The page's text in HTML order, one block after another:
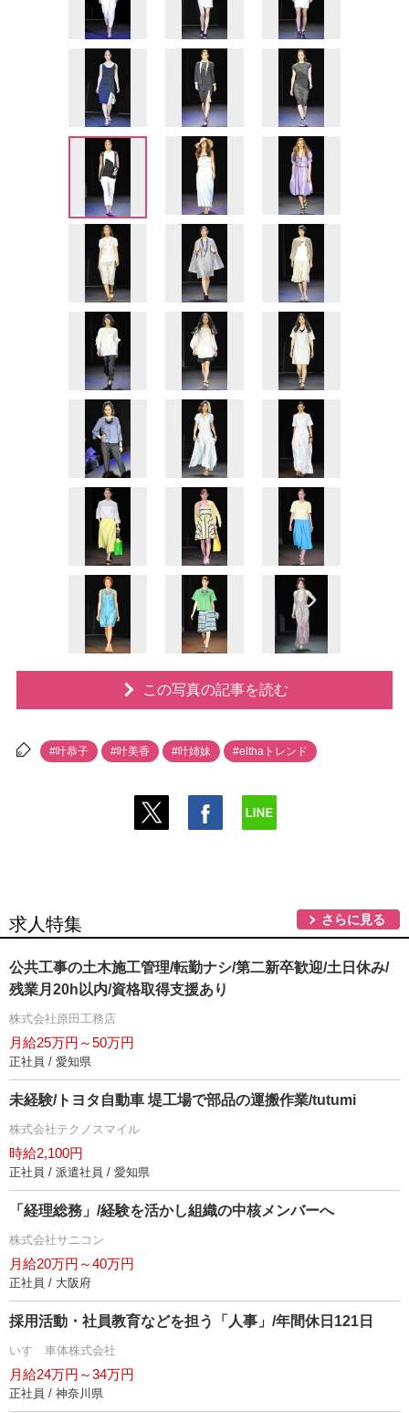
この写真の記事を読む
#叶恭子 #叶美香 #叶姉妹 #elthaトレンド
求人特集 さらに見る
公共工事の土木施工管理/転勤ナシ/第二新卒歓迎/土日休み/
残業月20h以内/資格取得支援あり
株式会社原田工務店
月給25万円～50万円
正社員 / 愛知県
未経験/トヨタ自動車 堤工場で部品の運搬作業/tutumi
株式会社テクノスマイル
時給2,100円
正社員 / 派遣社員 / 愛知県
「経理総務」/経験を活かし組織の中核メンバーへ
株式会社サニコン
月給20万円～40万円
正社員 / 大阪府
採用活動・社員教育などを担う「人事」/年間休日121日
いすゞ車体株式会社
月給24万円～34万円
正社員 / 神奈川県